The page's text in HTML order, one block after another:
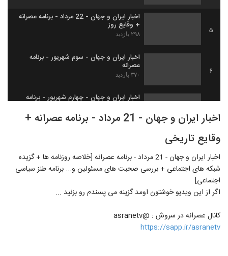
5
اخبار ایران و جهان - 22 مرداد - برنامه عصرانه
+ وقایع روز
۲۹۸ بازدید
6
اخبار ایران و جهان - سوم شهریور - برنامه
عصرانه
۳۷۰ بازدید
اخبار ایران و جهان - چهارم شهریور - برنامه
۲۵۴ بازدید
۲۹۸ بازدید
9
۴۰۴ بازدید
10
صنایع دستی ایران و صادرات به دیگر کشورها
اخبار ایران و جهان - 21 مرداد - برنامه عصرانه +
وقایع تاریخی
اخبار ایران و جهان - 21 مرداد - برنامه عصرانه [خلاصه روزنامه ها + گزیده
شبکه های اجتماعی + بررسی صحبت های مسئولین و... برنامه طنز سیاسی
اجتماعی]
اگر از این ویدیو خوشتون اومد گزینه می پسندم رو بزنید ...
کانال عصرانه در سروش : @asranetv
https://sapp.ir/asranetv